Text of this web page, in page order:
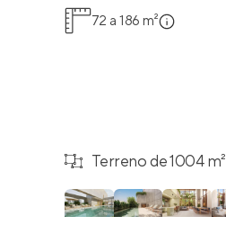
72 a 186 m²
Terreno de 1004 m²